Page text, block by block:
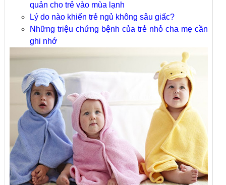
quản cho trẻ vào mùa lạnh
Lý do nào khiến trẻ ngủ không sâu giấc?
Những triệu chứng bệnh của trẻ nhỏ cha mẹ cần
ghi nhớ